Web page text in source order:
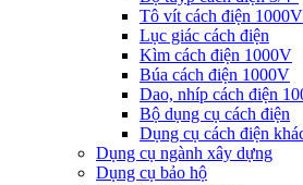
Tô vít cách điện 1000V
Lục giác cách điện
Kìm cách điện 1000V
Búa cách điện 1000V
Dao, nhíp cách điện
Bộ dụng cụ cách điện
Dụng cụ cách điện
Dụng cụ ngành xây dựng
Dụng cụ bảo hộ